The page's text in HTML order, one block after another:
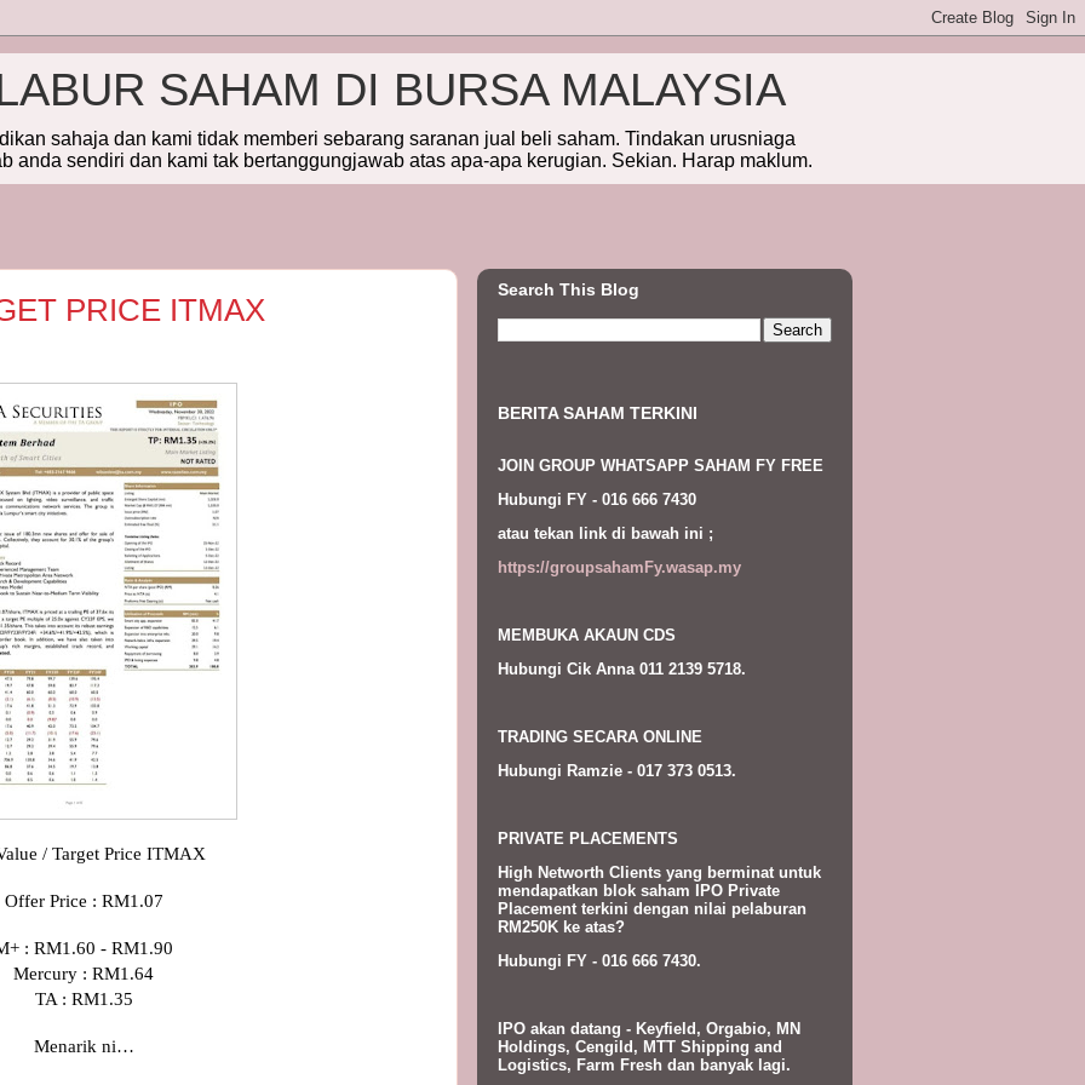
SAHAM DI BURSA MALAYSIA
sahaja dan kami tidak memberi sebarang saranan jual beli saham. Tindakan urusniaga
anda sendiri dan kami tak bertanggungjawab atas apa-apa kerugian. Sekian. Harap maklum.
PRICE ITMAX
/ Target Price ITMAX
Offer Price : RM1.07
: RM1.60 - RM1.90
Mercury : RM1.64
TA : RM1.35
Menarik ni…
Search This Blog
BERITA SAHAM TERKINI
JOIN GROUP WHATSAPP SAHAM FY FREE
Hubungi FY - 016 666 7430
atau tekan link di bawah ini ;
https://groupsahamFy.wasap.my
MEMBUKA AKAUN CDS
Hubungi Cik Anna 011 2139 5718.
TRADING SECARA ONLINE
Hubungi Ramzie - 017 373 0513.
PRIVATE PLACEMENTS
High Networth Clients yang berminat untuk
mendapatkan blok saham IPO Private
Placement terkini dengan nilai pelaburan
RM250K ke atas?
Hubungi FY - 016 666 7430.
IPO akan datang - Keyfield, Orgabio, MN
Holdings, Cengild, MTT Shipping and
Logistics, Farm Fresh dan banyak lagi.